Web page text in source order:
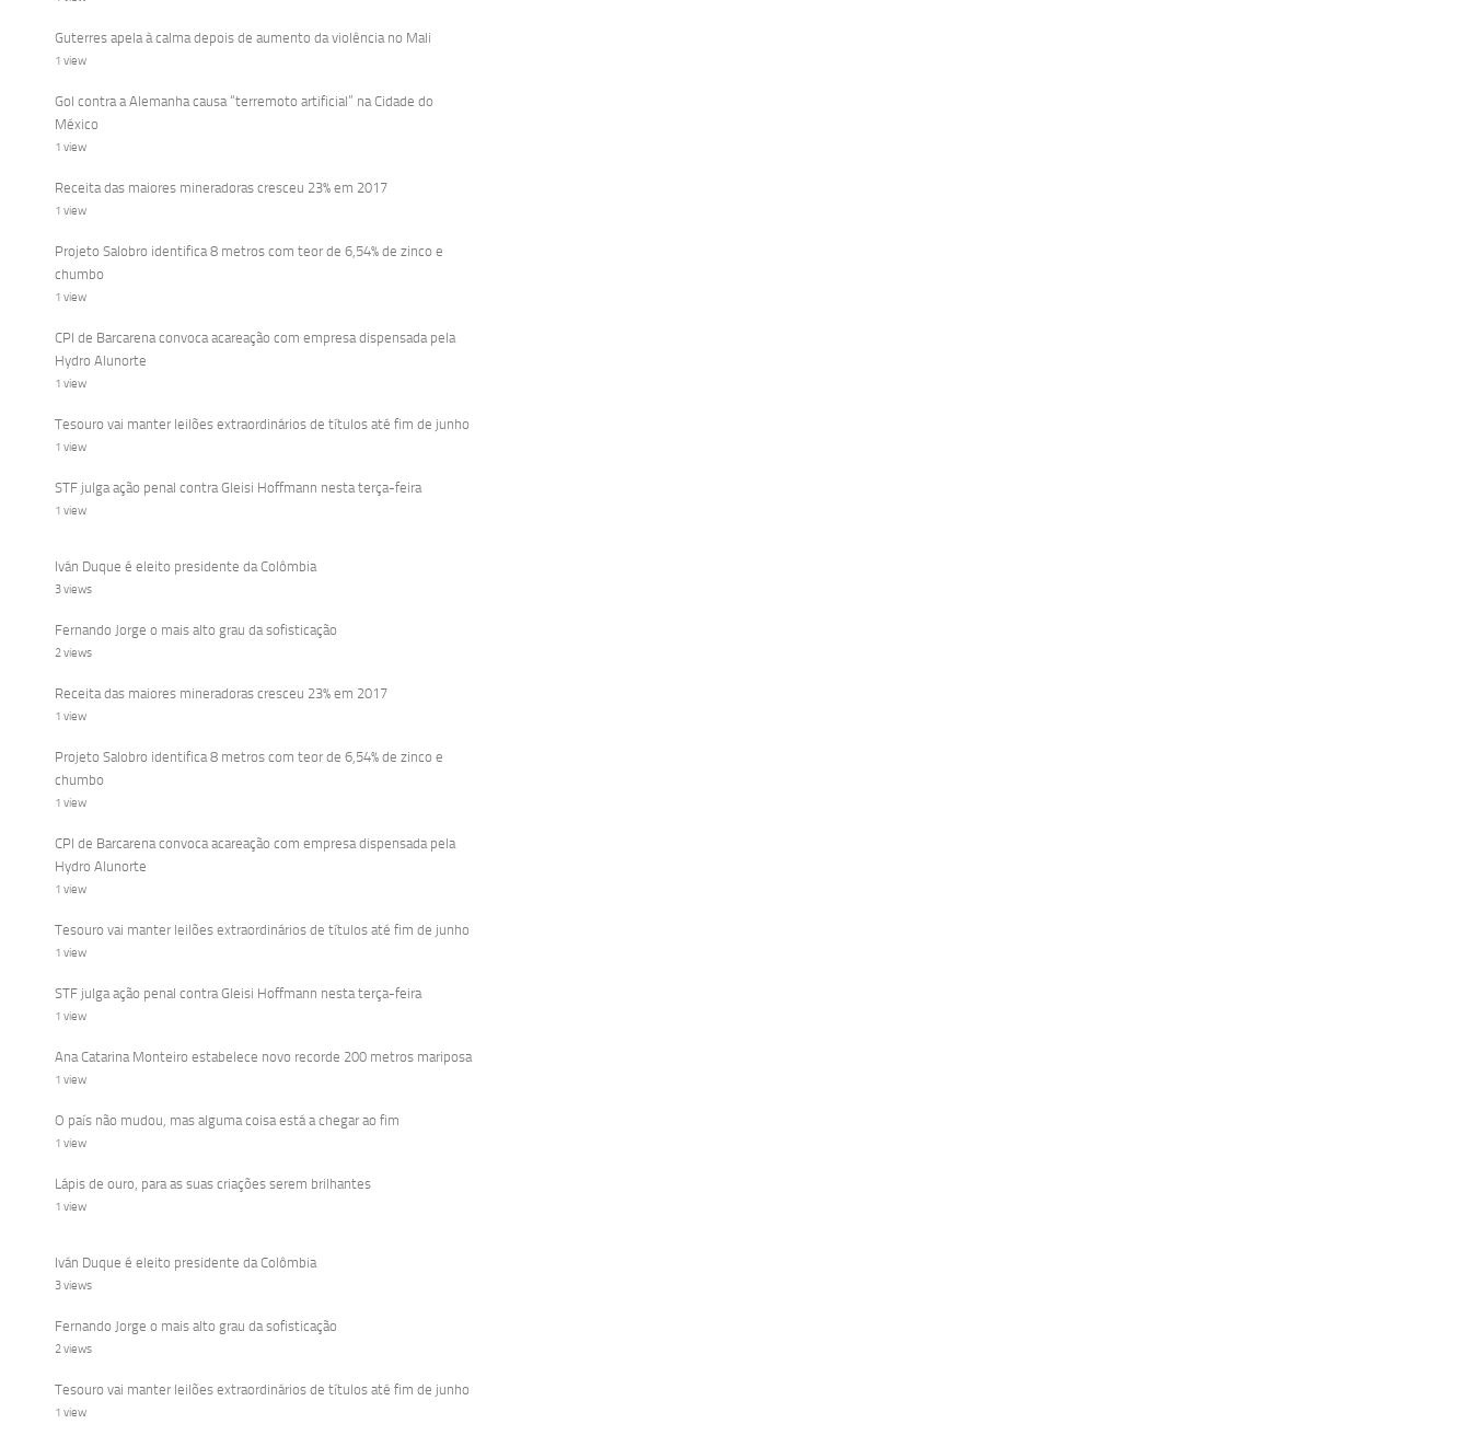
Guterres apela à calma depois de aumento da violência no Mali
1 view
Gol contra a Alemanha causa “terremoto artificial” na Cidade do
México
1 view
Receita das maiores mineradoras cresceu 23% em 2017
1 view
Projeto Salobro identifica 8 metros com teor de 6,54% de zinco e
chumbo
1 view
CPI de Barcarena convoca acareação com empresa dispensada pela
Hydro Alunorte
1 view
Tesouro vai manter leilões extraordinários de títulos até fim de junho
1 view
STF julga ação penal contra Gleisi Hoffmann nesta terça-feira
1 view
Iván Duque é eleito presidente da Colômbia
3 views
Fernando Jorge o mais alto grau da sofisticação
2 views
Receita das maiores mineradoras cresceu 23% em 2017
1 view
Projeto Salobro identifica 8 metros com teor de 6,54% de zinco e
chumbo
1 view
CPI de Barcarena convoca acareação com empresa dispensada pela
Hydro Alunorte
1 view
Tesouro vai manter leilões extraordinários de títulos até fim de junho
1 view
STF julga ação penal contra Gleisi Hoffmann nesta terça-feira
1 view
Ana Catarina Monteiro estabelece novo recorde 200 metros mariposa
1 view
O país não mudou, mas alguma coisa está a chegar ao fim
1 view
Lápis de ouro, para as suas criações serem brilhantes
1 view
Iván Duque é eleito presidente da Colômbia
3 views
Fernando Jorge o mais alto grau da sofisticação
2 views
Tesouro vai manter leilões extraordinários de títulos até fim de junho
1 view